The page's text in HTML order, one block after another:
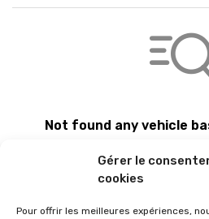
Gérer le
cookies
Pour offrir les meilleures expériences,
Not found any vehicle